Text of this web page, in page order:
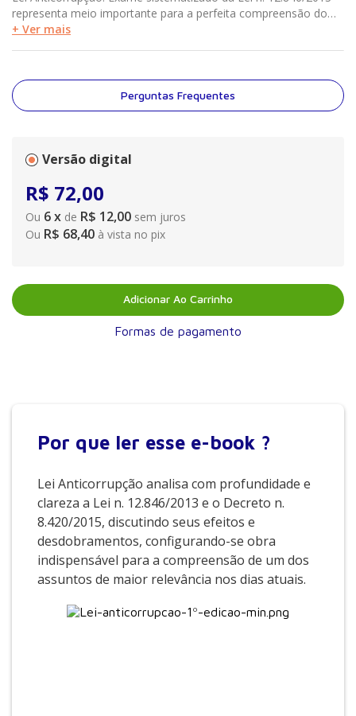
representa meio importante para a perfeita compreensão do
conteúdo e extensão da Lei, não se limitando a interpretar a
temática, com preocupações pedagógicas e,
concomitantemente, de forte apelo prático. Além disso, realça
pontos controvertidos e até mesmo de validade jurídica
+ Ver mais
Perguntas Frequentes
Versão digital
R$ 72,00
Ou 6x de R$ 12,00 sem juros
Ou R$ 68,40 à vista no pix
Adicionar Ao Carrinho
Formas de pagamento
Por que ler esse e-book ?
Lei Anticorrupção analisa com profundidade e
clareza a Lei n. 12.846/2013 e o Decreto n.
8.420/2015, discutindo seus efeitos e
desdobramentos, configurando-se obra
indispensável para a compreensão de um dos
assuntos de maior relevância nos dias atuais.